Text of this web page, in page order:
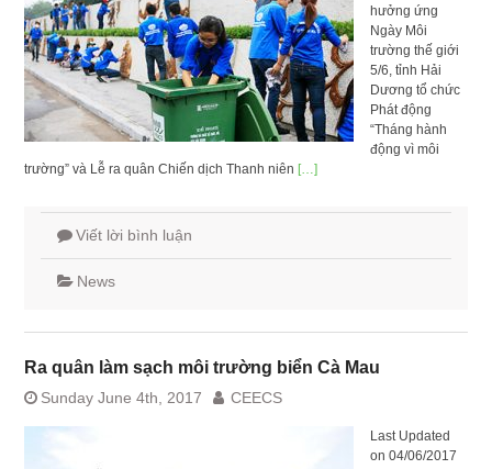
hưởng ứng
Ngày Môi
trường thế giới
5/6, tỉnh Hải
Dương tổ chức
Phát động
“Tháng hành
động vì môi
trường” và Lễ ra quân Chiến dịch Thanh niên […]
Viết lời bình luận
News
Ra quân làm sạch môi trường biển Cà Mau
Sunday June 4th, 2017 CEECS
Last Updated
on 04/06/2017